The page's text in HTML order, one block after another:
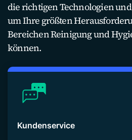
die richtigen Technologien
um Ihre größten
Bereichen Reinigung und
können.
Kundenservice